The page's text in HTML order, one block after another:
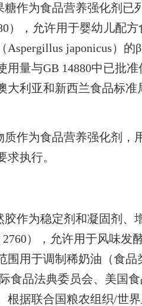
为食品营养强化剂已
），允许用于婴幼儿配
Aspergillus japonicus）
用量与GB 14880中已批
大利亚和新西兰食品标
为食品营养强化剂，
执行。
为稳定剂和凝固剂、
），允许用于风味发
围用于调制稀奶油（食品
际食品法典委员会、美国
根据联合国粮农组织/世